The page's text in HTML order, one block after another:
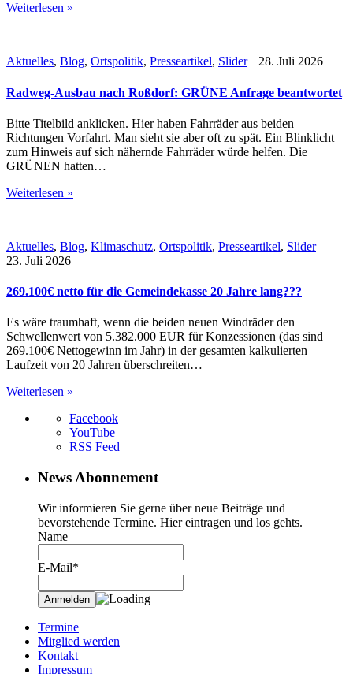
Weiterlesen »
Aktuelles, Blog, Ortspolitik, Presseartikel, Slider 28. Juli 2026
Radweg-Ausbau nach Roßdorf: GRÜNE Anfrage beantwortet
Bitte Titelbild anklicken. Hier haben Fahrräder aus beiden
Richtungen Vorfahrt. Man sieht sie aber oft zu spät. Ein Blinklicht
zum Hinweis auf sich nähernde Fahrräder würde helfen. Die
GRÜNEN hatten…
Weiterlesen »
Aktuelles, Blog, Klimaschutz, Ortspolitik, Presseartikel, Slider
23. Juli 2026
269.100€ netto für die Gemeindekasse 20 Jahre lang???
Es wäre traumhaft, wenn die beiden neuen Windräder den
Schwellenwert von 5.382.000 EUR für Konzessionen (das sind
269.100€ Nettogewinn im Jahr) in der gesamten kalkulierten
Laufzeit von 20 Jahren überschreiten…
Weiterlesen »
Facebook
YouTube
RSS Feed
News Abonnement
Wir informieren Sie gerne über neue Beiträge und
bevorstehende Termine. Hier eintragen und los gehts.
Name
E-Mail*
Termine
Mitglied werden
Kontakt
Impressum